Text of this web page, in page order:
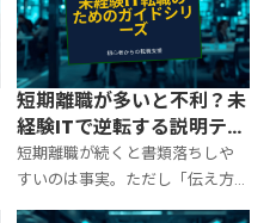
短期離職が多いと不利？未
経験ITで逆転する説明テン
プレと通し方
短期離職が続くと書類落ちしや
すいのは事実。ただし「伝え方
の型」と「選び方の軸」が揃え